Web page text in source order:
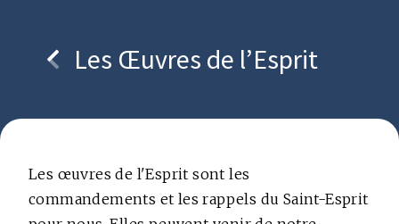
Les Œuvres de l’Esprit
Les œuvres de l'Esprit sont les
commandements et les rappels du Saint-Esprit